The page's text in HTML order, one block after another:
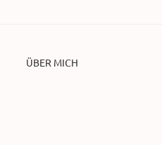
ÜBER MICH